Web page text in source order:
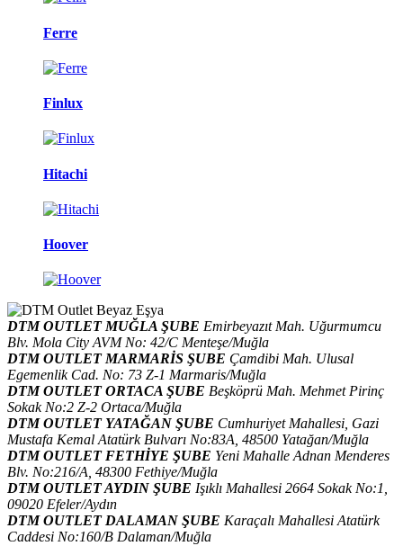
Ferre
Finlux
Hitachi
Hoover
DTM OUTLET MUĞLA ŞUBE Emirbeyazıt Mah. Uğurmumcu
Blv. Mola City AVM No: 42/C Menteşe/Muğla
DTM OUTLET MARMARİS ŞUBE Çamdibi Mah. Ulusal
Egemenlik Cad. No: 73 Z-1 Marmaris/Muğla
DTM OUTLET ORTACA ŞUBE Beşköprü Mah. Mehmet Pirinç
Sokak No:2 Z-2 Ortaca/Muğla
DTM OUTLET YATAĞAN ŞUBE Cumhuriyet Mahallesi, Gazi
Mustafa Kemal Atatürk Bulvarı No:83A, 48500 Yatağan/Muğla
DTM OUTLET FETHİYE ŞUBE Yeni Mahalle Adnan Menderes
Blv. No:216/A, 48300 Fethiye/Muğla
DTM OUTLET AYDIN ŞUBE Işıklı Mahallesi 2664 Sokak No:1,
09020 Efeler/Aydın
DTM OUTLET DALAMAN ŞUBE Karaçalı Mahallesi Atatürk
Caddesi No:160/B Dalaman/Muğla